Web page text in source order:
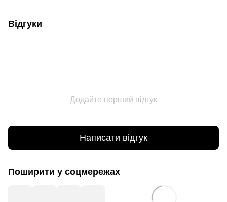
Відгуки
Додайте перший відгук
Написати відгук
Поширити у соцмережах